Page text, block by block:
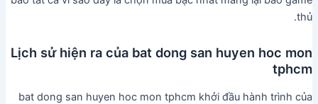
thủ.
Lịch sử hiện ra của bat dong san huyen hoc mon
tphcm
bat dong san huyen hoc mon tphcm khởi đầu hành trình của